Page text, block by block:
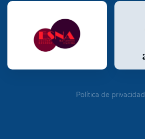
Política de privacidad